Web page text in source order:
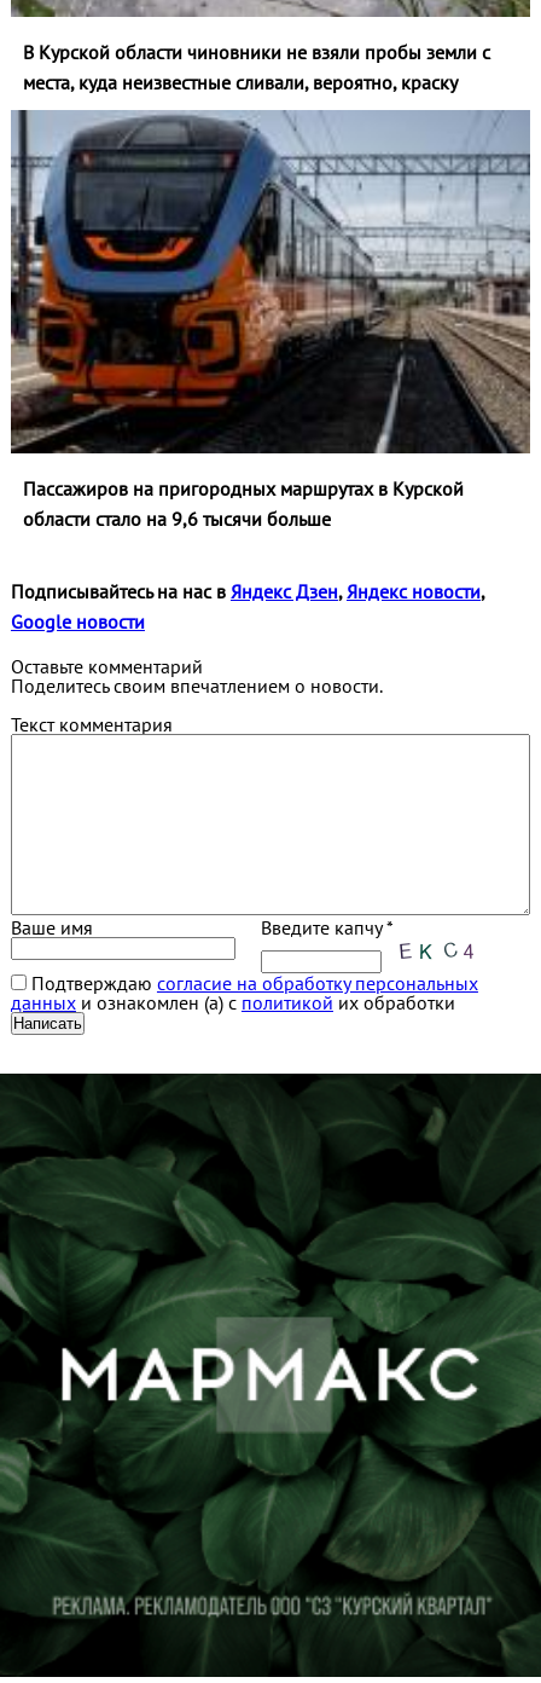
В Курской области чиновники не взяли пробы земли с
места, куда неизвестные сливали, вероятно, краску
Пассажиров на пригородных маршрутах в Курской
области стало на 9,6 тысячи больше
Подписывайтесь на нас в Яндекс Дзен, Яндекс новости,
Google новости
Оставьте комментарий
Поделитесь своим впечатлением о новости.
Текст комментария
Ваше имя Введите капчу *
Подтверждаю согласие на обработку персональных
данныхи ознакомлен (а) с политикой их обработки